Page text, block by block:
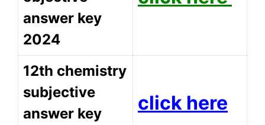
answer key
2024
12th chemistry
subjective
answer key
click here